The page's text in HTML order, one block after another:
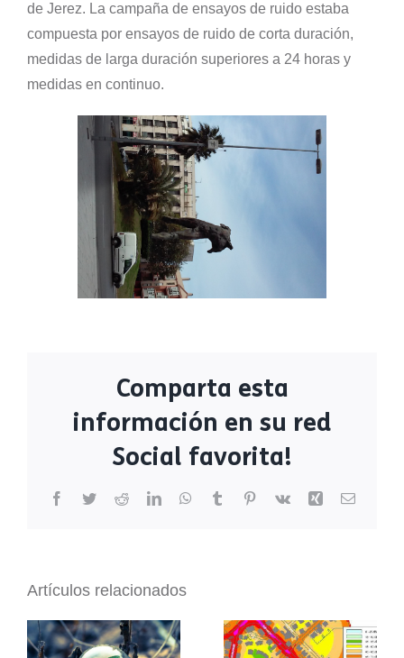
de Jerez. La campaña de ensayos de ruido estaba
compuesta por ensayos de ruido de corta duración,
medidas de larga duración superiores a 24 horas y
medidas en continuo.
Comparta esta
información en su red
Social favorita!
Facebook
TwitterRedditLinkedInWhatsApp
TumblrPinterest
Vk Xing Correo
Artículos relacionados
La Autoridad
Portuaria de
Valencia adjudica a